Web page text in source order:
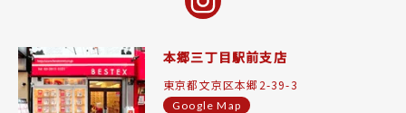
本郷三丁目駅前支店
東京都文京区本郷2-39-3
Google Map